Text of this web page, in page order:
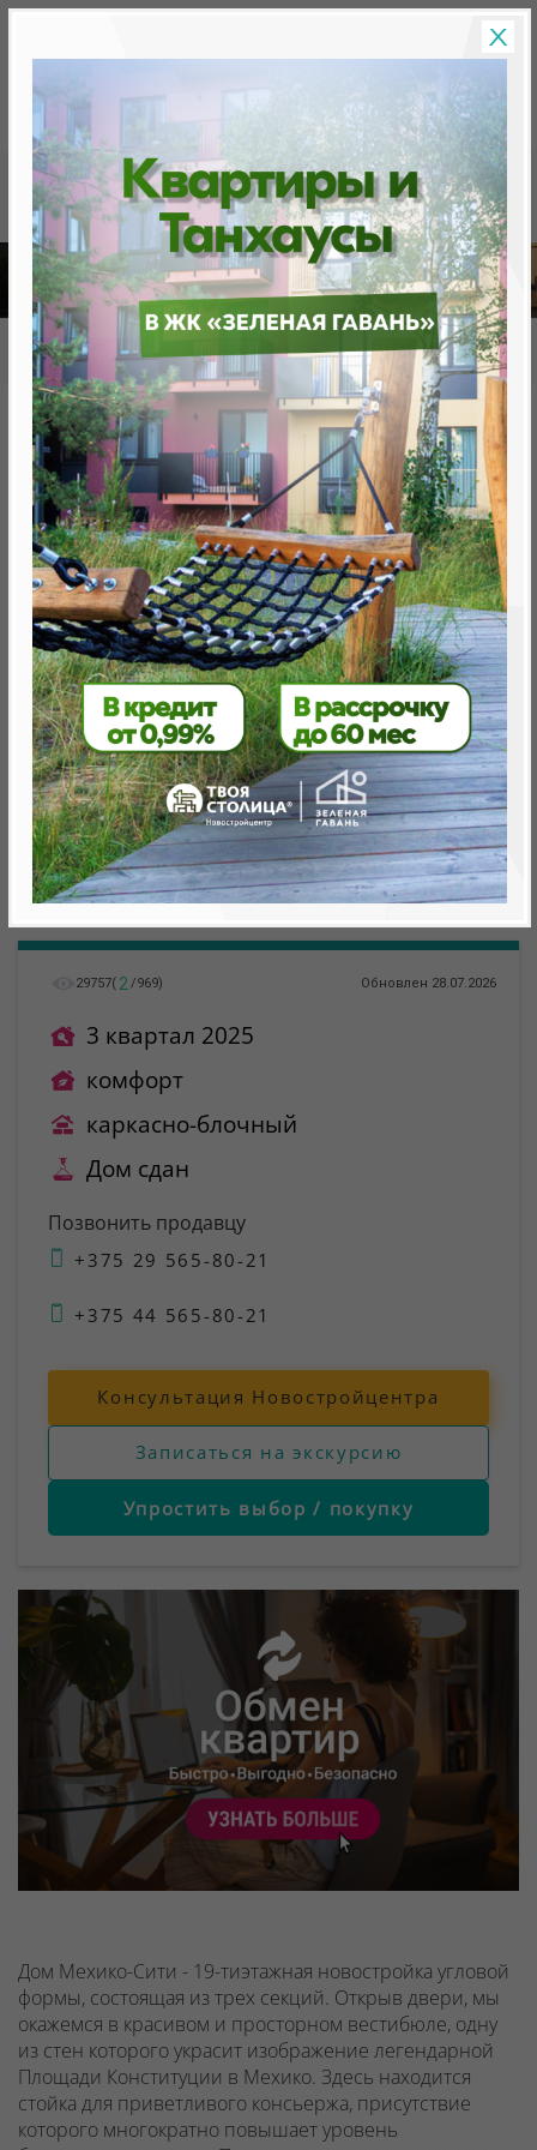
Скидки на новостройки, бонусы Готовые
Главная База новостроек Минска «Минск Мир»
9.7 "Мехико- Сити", квартал "Южная Америка"
9.7 "Мехико- Сити", квартал
"Южная Америка"
нет в продаже
Минск, Октябрьский, ул. Лученка
метро «Ковальская Слобода», 566 м
29757( 2 /969) Обновлен 28.07.2026
3 квартал 2025
комфорт
каркасно-блочный
Дом сдан
Позвонить продавцу
+375 29 565-80-21
+375 44 565-80-21
Консультация Новостройцентра
Записаться на экскурсию
Упростить выбор / покупку
Дом Мехико-Сити - 19-тиэтажная новостройка угловой
формы, состоящая из трех секций. Открыв двери, мы
окажемся в красивом и просторном вестибюле, одну
из стен которого украсит изображение легендарной
Площади Конституции в Мехико. Здесь находится
стойка для приветливого консьержа, присутствие
которого многократно повышает уровень